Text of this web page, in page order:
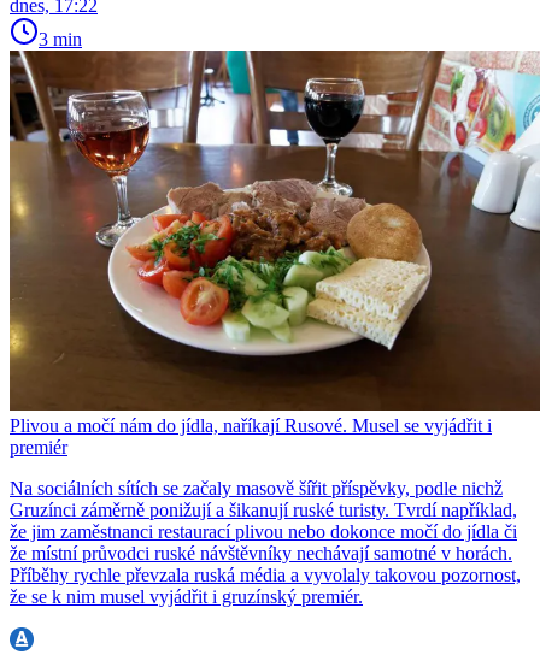
dnes, 17:22
3 min
Plivou a močí nám do jídla, naříkají Rusové. Musel se vyjádřit i
premiér
Na sociálních sítích se začaly masově šířit příspěvky, podle nichž
Gruzínci záměrně ponižují a šikanují ruské turisty. Tvrdí například,
že jim zaměstnanci restaurací plivou nebo dokonce močí do jídla či
že místní průvodci ruské návštěvníky nechávají samotné v horách.
Příběhy rychle převzala ruská média a vyvolaly takovou pozornost,
že se k nim musel vyjádřit i gruzínský premiér.